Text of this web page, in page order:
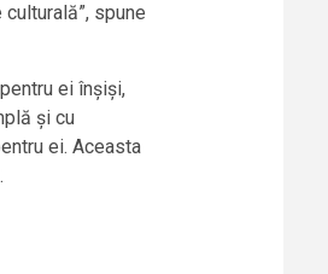
spune
ei înșiși,
și cu
ei. Aceasta